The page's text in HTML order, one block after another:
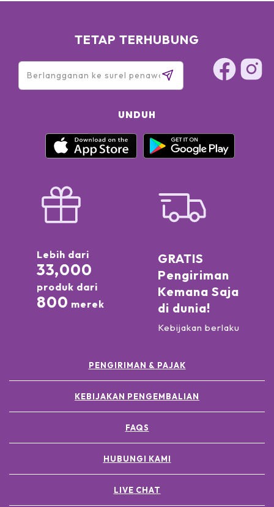
TETAP TERHUBUNG
UNDUH
Lebih dari
33,000
produk dari
800 merek
GRATIS
Pengiriman
Kemana Saja
di dunia!
Kebijakan berlaku
PENGIRIMAN & PAJAK
KEBIJAKAN PENGEMBALIAN
FAQS
HUBUNGI KAMI
LIVE CHAT